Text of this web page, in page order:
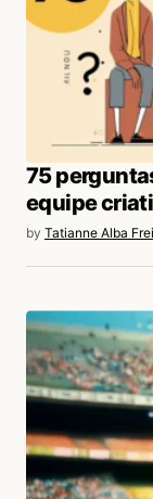
75
equipe
by Tatianne Alba